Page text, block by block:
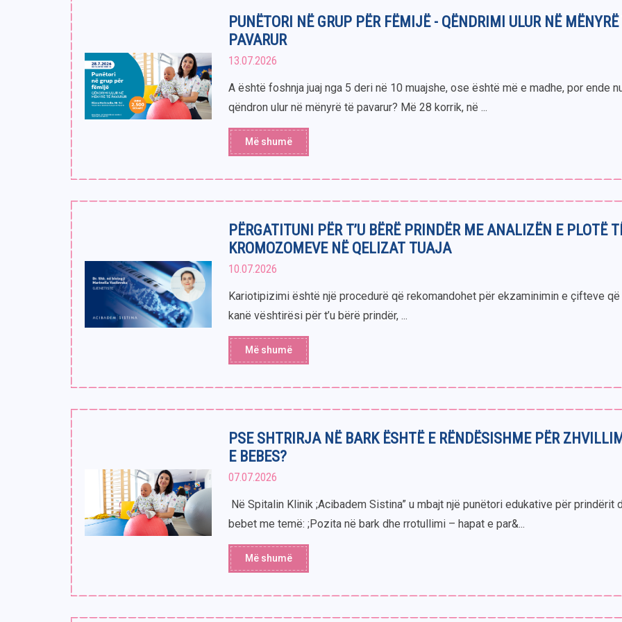
PUNËTORI NË GRUP PËR FËMIJË - QËNDRIMI ULUR NË MËNYRË
PAVARUR
13.07.2026
A është foshnja juaj nga 5 deri në 10 muajshe, ose është më e madhe, por ende
qëndron ulur në mënyrë të pavarur? Më 28 korrik, në ...
Më shumë
PËRGATITUNI PËR T’U BËRË PRINDËR ME ANALIZËN E PLOTË
KROMOZOMEVE NË QELIZAT TUAJA
10.07.2026
Kariotipizimi është një procedurë që rekomandohet për ekzaminimin e çifteve që
kanë vështirësi për t’u bërë prindër, ...
Më shumë
PSE SHTRIRJA NË BARK ËSHTË E RËNDËSISHME PËR
E BEBES?
07.07.2026
Në Spitalin Klinik ;Acibadem Sistina” u mbajt një punëtori edukative për prindërit
bebet me temë: ;Pozita në bark dhe rrotullimi – hapat e par&...
Më shumë